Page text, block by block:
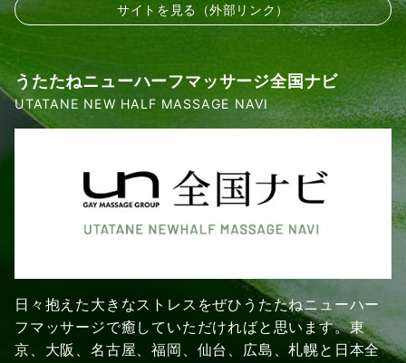
サイトを見る（外部リンク）
うたたねニューハーフマッサージ全国ナビ
UTATANE NEW HALF MASSAGE NAVI
日々抱えた大きなストレスをぜひうたたねニューハー
フマッサージで癒していただければと思います。東
京、大阪、名古屋、福岡、仙台、広島、札幌と日本全